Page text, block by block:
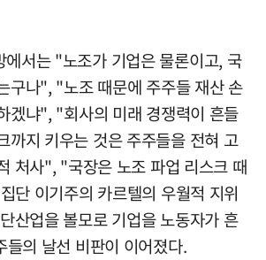
에서는 "노조가 기업은 물론이고, 국
구나", "노조 때문에 주주들 재산 손
겠냐", "회사의 미래 경쟁력이 흔들
까지 키우는 것은 주주들을 전혀 고
처사", "국장은 노조 파업 리스크 때
단 이기주의 카르텔의 우월적 지위
산업을 볼모로 기업을 노동자가 흔
의 날선 비판이 이어졌다.